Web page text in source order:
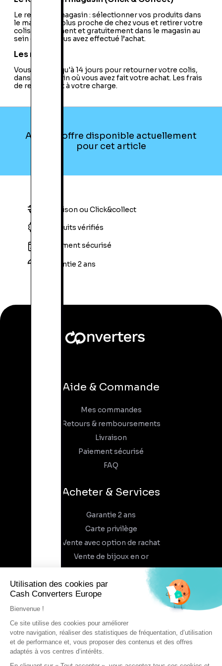
Le retrait en magasin : sélectionner vos produits dans
le magasin le plus proche de chez vous et retirer votre
colis directement et gratuitement dans le magasin au
sein duquel vous avez effectué l’achat.
Les retours
Vous avez jusqu'à 14 jours pour retourner votre colis,
dans le magasin où vous avez fait votre achat. Les frais
de retour sont à votre charge.
Aucune offre disponible actuellement
pour cet article
Livraison ou Click&collect
Produits vérifiés
Paiement sécurisé
Garantie 2 ans
Aide & Commande
Mes commandes
Retours & remboursements
Livraison
Paiement sécurisé
FAQ
Acheter & Services
Garantie 2 ans
Carte privilège
Vente avec option de rachat
Vente de bijoux en or
À propos
Recrutement
Trouvez un magasin